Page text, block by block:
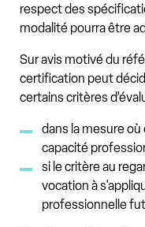
respect des
modalité pourra être
Sur avis motivé du
certification peut
certains critères
dans la mesure
capacité
si le critère au
vocation à
professionnelle